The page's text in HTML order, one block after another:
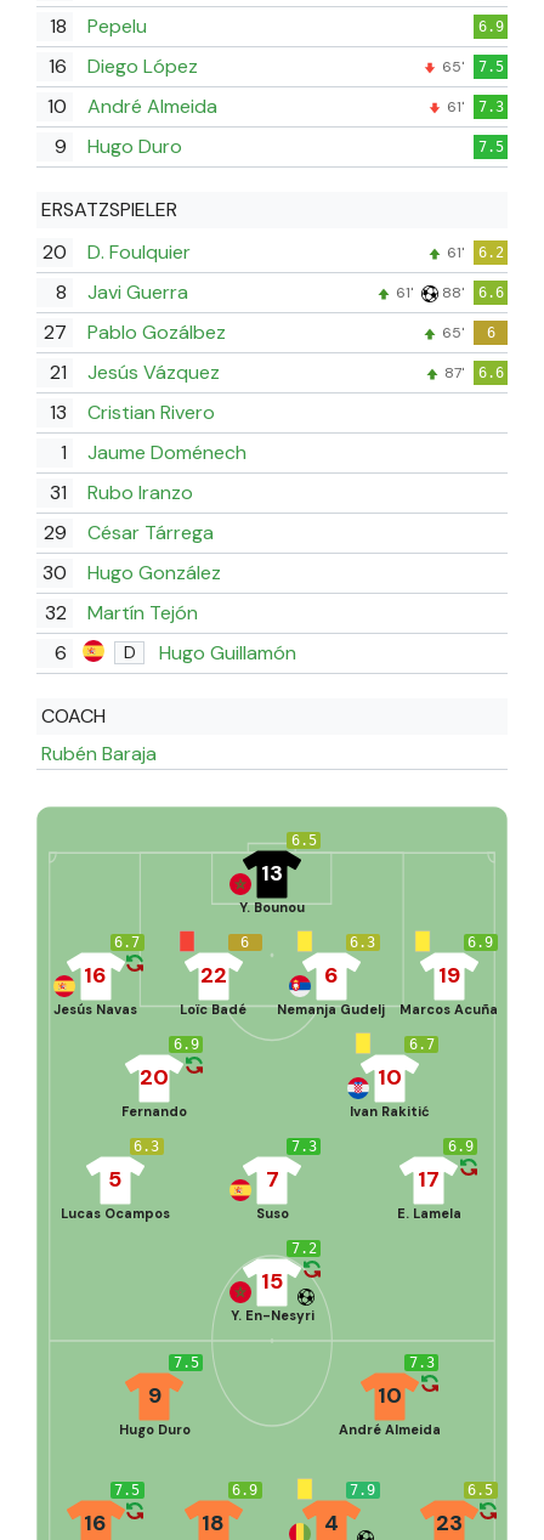
18 Pepelu 6.9
16 Diego López 65' 7.5
10 André Almeida 61' 7.3
9 Hugo Duro 7.5
ERSATZSPIELER
20
D. Foulquier 61' 6.2
8 Javi Guerra 61' 88' 6.6
27 Pablo Gozálbez 65' 6
21 Jesús Vázquez 87' 6.6
13
Cristian Rivero
1
Jaume Doménech
31
Rubo Iranzo
29
César Tárrega
30
Hugo González
32
Martín Tejón
6
D Hugo Guillamón
COACH
Rubén Baraja
6.5
13
Y. Bounou
6.9
19
Marcos Acuña
6.3
6
Nemanja Gudelj
6
22
Loïc Badé
6.7
16
Jesús Navas
6.7
10
Ivan Rakitić
6.9
20
Fernando
6.9
17
E. Lamela
7.3
7
Suso
6.3
5
Lucas Ocampos
7.2
15
Y. En-Nesyri
7.5
16
6.9
18
7.9
4
6.5
23
7.5
9
Hugo Duro
7.3
10
André Almeida